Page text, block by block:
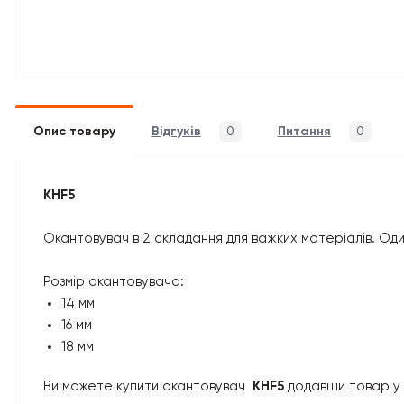
Опис товару Відгуків 0 Питання 0
KHF5
Окантовувач в 2 складання для важких матеріалів.
Розмір окантовувача:
14 мм
16 мм
18 мм
Ви можете купити окантовувач KHF5 додавши товар у